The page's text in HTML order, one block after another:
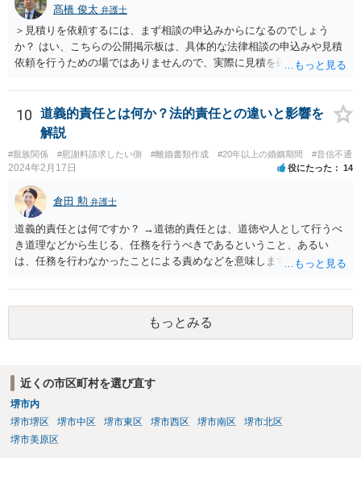
髙橋 俊太 弁護士
＞見積りを依頼するには、まず相談の申込みからになるのでしょう
か？ はい、こちらの公開掲示板は、具体的な法律相談の申込みや見積
依頼を行うための場ではありませんので、実際に見積を確認されたい
わせをしていただく必要があります。
10
道義的責任とは何か？法的責任との違いと影響を
解説
#親族関係 #慰謝料請求したい側 #離婚書類作成 #20年以上の婚姻期間 #音信不通
2024年2月17日 役にたった 14
倉田 勲 弁護士
道義的責任とは何ですか？ →道徳的責任とは、道徳や人として行うべ
き道理などから生じる、任務を行うべきであるということ、あるい
は、任務を行わなかったことによる責めなどを意味します。 道義的責
則はありませんが、道義的責任を果たさないことで、他人からの信用
を無くす、不遇を受けるなどの一般的にはそのような事実上の不利益
もっとみる
近くの市区町村を選び直す
堺市内
堺市堺区
堺市中区 堺市東区 堺市西区 堺市南区
堺市北区
堺市美原区